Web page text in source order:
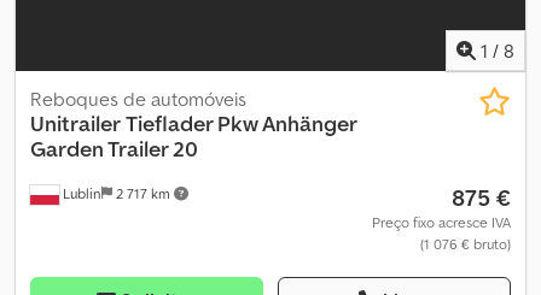
1 / 8
Lublin 2 717 km
Reboques de automóveis
UnitrailerTieflader Pkw Anhänger
Garden Trailer 20
875 €
Preço fixo acresce IVA
(1 076 € bruto)